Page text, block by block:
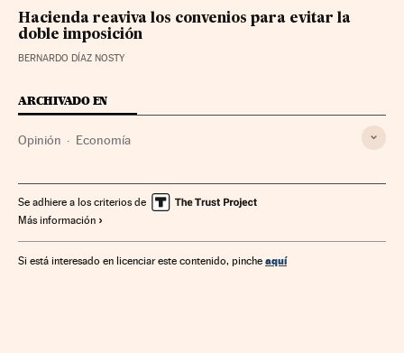
Hacienda reaviva los convenios para evitar la
doble imposición
BERNARDO DÍAZ NOSTY
ARCHIVADO EN
Opinión Economía
Se adhiere a los criterios de
Más información
Si está interesado en licenciar este contenido, pinche aquí